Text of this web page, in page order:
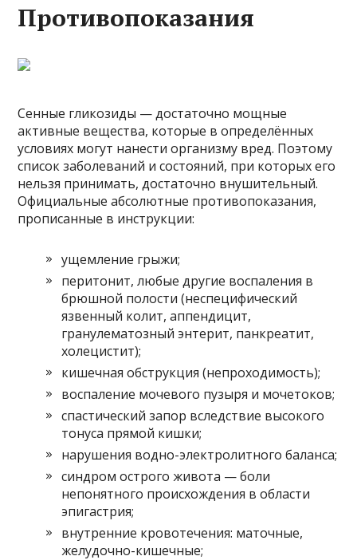
Противопоказания
Сенные гликозиды — достаточно мощные
активные вещества, которые в определённых
условиях могут нанести организму вред. Поэтому
список заболеваний и состояний, при которых его
нельзя принимать, достаточно внушительный.
Официальные абсолютные противопоказания,
прописанные в инструкции:
ущемление грыжи;
перитонит, любые другие воспаления в
брюшной полости (неспецифический
язвенный колит, аппендицит,
гранулематозный энтерит, панкреатит,
холецистит);
кишечная обструкция (непроходимость);
воспаление мочевого пузыря и мочетоков;
спастический запор вследствие высокого
тонуса прямой кишки;
нарушения водно-электролитного баланса;
синдром острого живота — боли
непонятного происхождения в области
эпигастрия;
внутренние кровотечения: маточные,
желудочно-кишечные;